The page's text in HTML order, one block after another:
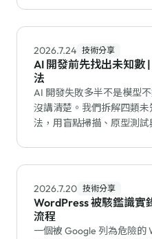
2026.7.24 技術分享
AI 開發前先找出未知數
法
AI 開發失敗多半不是模型
沒講清楚。我們拆解四類
法，用盲點掃描、原型測
2026.7.20 技術分享
WordPress 被駭鑑識實
流程
一個被 Google 列為危險的